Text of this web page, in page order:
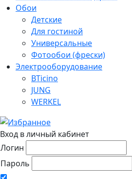
Обои
Детские
Для гостиной
Универсальные
Фотообои (фрески)
Электрооборудование
BTicino
JUNG
WERKEL
Вход в личный кабинет
Логин
Пароль